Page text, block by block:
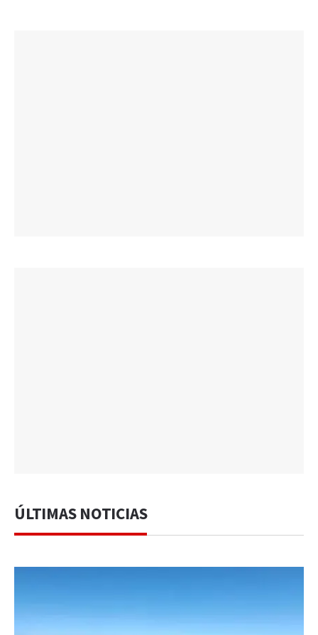
ÚLTIMAS NOTICIAS